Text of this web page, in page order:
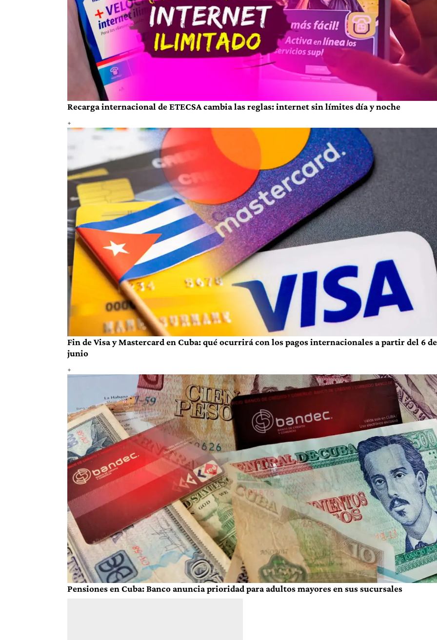
Recarga internacional de ETECSA cambia las reglas: internet sin límites día y noche
Fin de Visa y Mastercard en Cuba: qué ocurrirá con los pagos internacionales a partir del 6 de
junio
Pensiones en Cuba: Banco anuncia prioridad para adultos mayores en sus sucursales